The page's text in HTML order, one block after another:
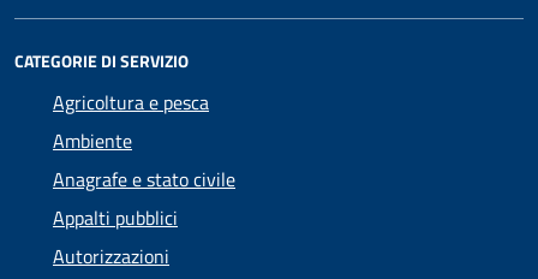
CATEGORIE DI SERVIZIO
Agricoltura e pesca
Ambiente
Anagrafe e stato civile
Appalti pubblici
Autorizzazioni